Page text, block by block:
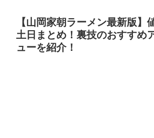
【山岡家朝ラーメン最新版】
土日まとめ！裏技のおすすめ
ューを紹介！